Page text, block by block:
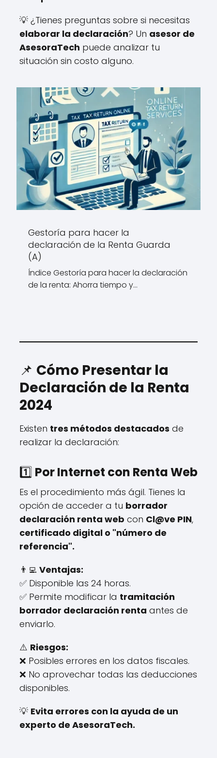
💡 ¿Tienes preguntas sobre si necesitas
elaborar la declaración? Un asesor de
AsesoraTech puede analizar tu
situación sin costo alguno.
Gestoría para hacer la
declaración de la Renta Guarda
(A)
Índice Gestoría para hacer la declaración
de la renta: Ahorra tiempo y…
📌 Cómo Presentar la
Declaración de la Renta
2024
Existen tres métodos destacados de
realizar la declaración:
1️⃣ Por Internet con Renta Web
Es el procedimiento más ágil. Tienes la
opción de acceder a tu borrador
declaración renta web con Cl@ve PIN,
certificado digital o "número de
referencia".
👨‍💻 Ventajas:
✅ Disponible las 24 horas.
✅ Permite modificar la tramitación
borrador declaración renta antes de
enviarlo.
⚠️ Riesgos:
❌ Posibles errores en los datos fiscales.
❌ No aprovechar todas las deducciones
disponibles.
💡 Evita errores con la ayuda de un
experto de AsesoraTech.